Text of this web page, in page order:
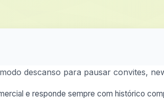
descanso para pausar convites,
e responde sempre com histórico